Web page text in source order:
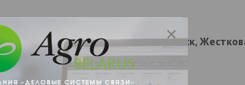
210015, , , , Витебск,